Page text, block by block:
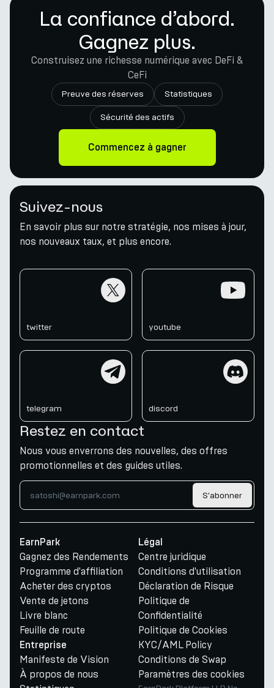
La confiance d’abord.
Gagnez plus.
Construisez une richesse numérique avec DeFi &
CeFi
Preuve des réserves Statistiques
Sécurité des actifs
Commencez à gagner
Suivez-nous
En savoir plus sur notre stratégie, nos mises à jour,
nos nouveaux taux, et plus encore.
twitter youtube
telegram discord
Restez en contact
Nous vous enverrons des nouvelles, des offres
promotionnelles et des guides utiles.
S'abonner
EarnPark
Gagnez des Rendements
Programme d'affiliation
Acheter des cryptos
Vente de jetons
Livre blanc
Feuille de route
Entreprise
Manifeste de Vision
À propos de nous
Légal
Centre juridique
Conditions d'utilisation
Déclaration de Risque
Politique de
Confidentialité
Politique de Cookies
KYC/AML Policy
Conditions de Swap
Paramètres des cookies